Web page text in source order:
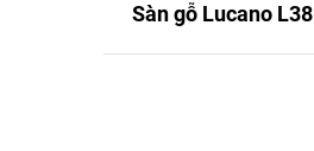
Sàn gỗ Lucano L38